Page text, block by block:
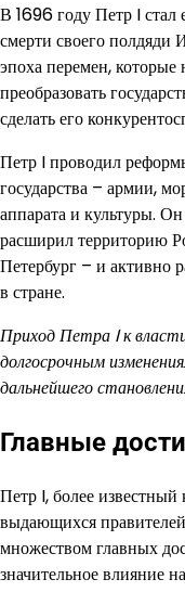
В 1696 году Петр I
смерти своего полдяди
эпоха перемен,
преобразовать
сделать его
Петр I проводил
государства – армии,
аппарата и культуры.
расширил территорию
Петербург – и активно
в стране.
Приход Петра I к
долгосрочным
дальнейшего
Главные
Петр I, более
выдающихся
множеством главных
значительное влияние